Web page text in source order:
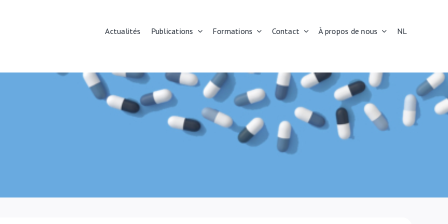
Actualités Publications Formations Contact À propos de nous NL